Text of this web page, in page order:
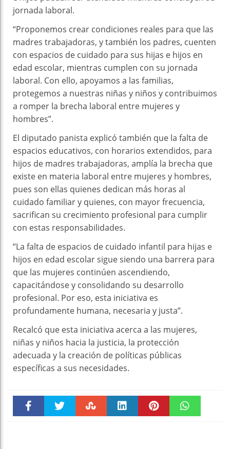
jornada laboral.
“Proponemos crear condiciones reales para que las
madres trabajadoras, y también los padres, cuenten
con espacios de cuidado para sus hijas e hijos en
edad escolar, mientras cumplen con su jornada
laboral. Con ello, apoyamos a las familias,
protegemos a nuestras niñas y niños y contribuimos
a romper la brecha laboral entre mujeres y
hombres”.
El diputado panista explicó también que la falta de
espacios educativos, con horarios extendidos, para
hijos de madres trabajadoras, amplía la brecha que
existe en materia laboral entre mujeres y hombres,
pues son ellas quienes dedican más horas al
cuidado familiar y quienes, con mayor frecuencia,
sacrifican su crecimiento profesional para cumplir
con estas responsabilidades.
“La falta de espacios de cuidado infantil para hijas e
hijos en edad escolar sigue siendo una barrera para
que las mujeres continúen ascendiendo,
capacitándose y consolidando su desarrollo
profesional. Por eso, esta iniciativa es
profundamente humana, necesaria y justa”.
Recalcó que esta iniciativa acerca a las mujeres,
niñas y niños hacia la justicia, la protección
adecuada y la creación de políticas públicas
específicas a sus necesidades.